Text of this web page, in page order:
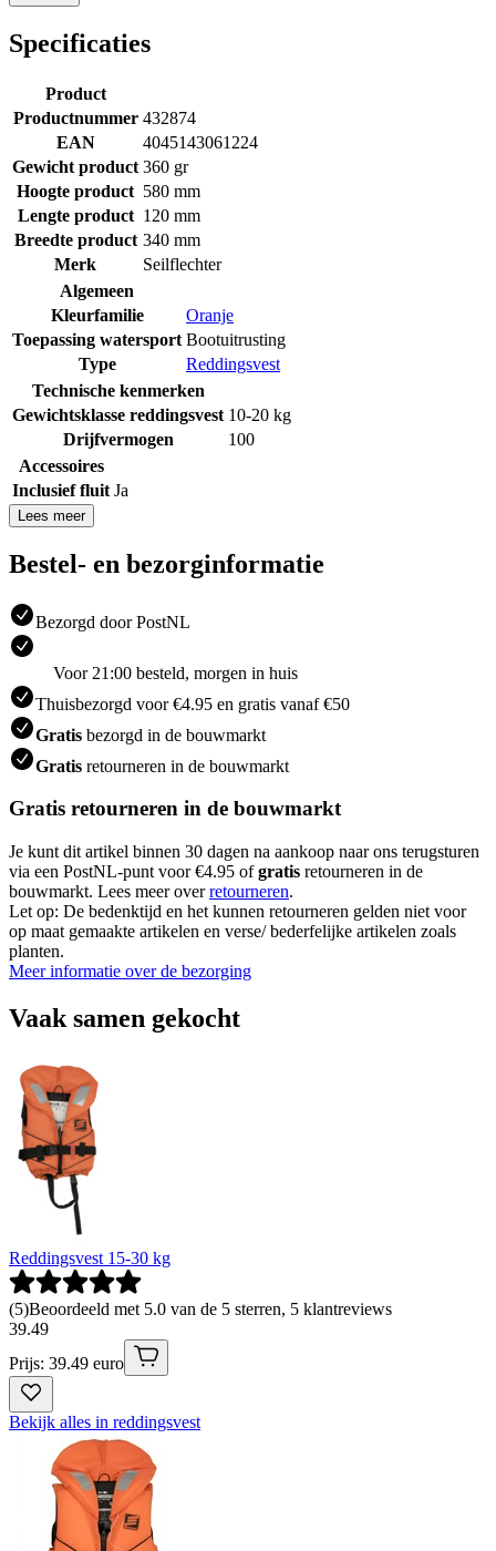
Specificaties
Product
Productnummer 432874
EAN
4045143061224
Gewicht product 360 gr
Hoogte product 580 mm
Lengte product 120 mm
Breedte product 340 mm
Merk
Seilflechter
Algemeen
Kleurfamilie
Oranje
Toepassing watersport Bootuitrusting
Type
Reddingsvest
Technische kenmerken
Gewichtsklasse reddingsvest 10-20 kg
Drijfvermogen
100
Accessoires
Inclusief fluit Ja
Lees meer
Bestel- en bezorginformatie
Bezorgd door PostNL
Voor 21:00 besteld, morgen in huis
Thuisbezorgd voor €4.95 en gratis vanaf €50
Gratis bezorgd in de bouwmarkt
Gratis retourneren in de bouwmarkt
Gratis retourneren in de bouwmarkt
Je kunt dit artikel binnen 30 dagen na aankoop naar ons terugsturen
via een PostNL-punt voor €4.95 ofgratis retourneren in de
bouwmarkt. Lees meer overretourneren.
Let op: De bedenktijd en het kunnen retourneren gelden niet voor
op maat gemaakte artikelen en verse/ bederfelijke artikelen zoals
planten.
Meer informatie over de bezorging
Vaak samen gekocht
Reddingsvest 15-30 kg
(5)Beoordeeld met 5.0 van de 5 sterren, 5 klantreviews
39.49
Prijs: 39.49 euro
Bekijk alles in reddingsvest